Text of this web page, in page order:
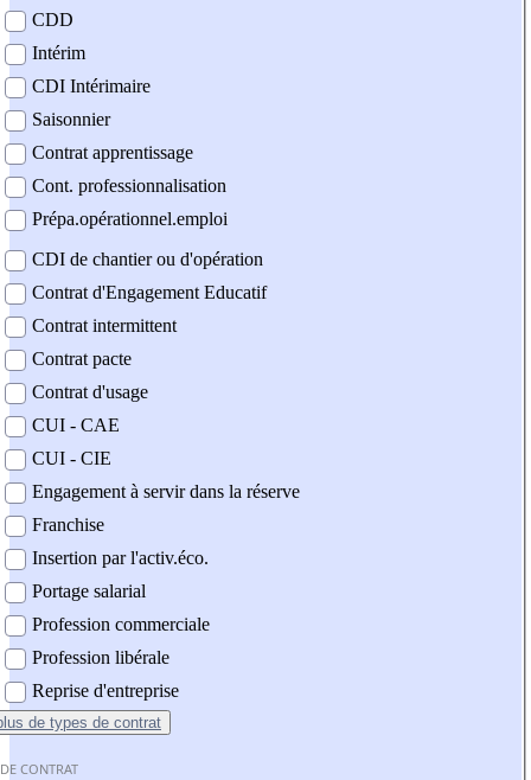
CDD
Intérim
CDI Intérimaire
Saisonnier
Contrat apprentissage
Cont. professionnalisation
Prépa.opérationnel.emploi
CDI de chantier ou d'opération
Contrat d'Engagement Educatif
Contrat intermittent
Contrat pacte
Contrat d'usage
CUI - CAE
CUI - CIE
Engagement à servir dans la réserve
Franchise
Insertion par l'activ.éco.
Portage salarial
Profession commerciale
Profession libérale
Reprise d'entreprise
de types de contrat
CONTRAT